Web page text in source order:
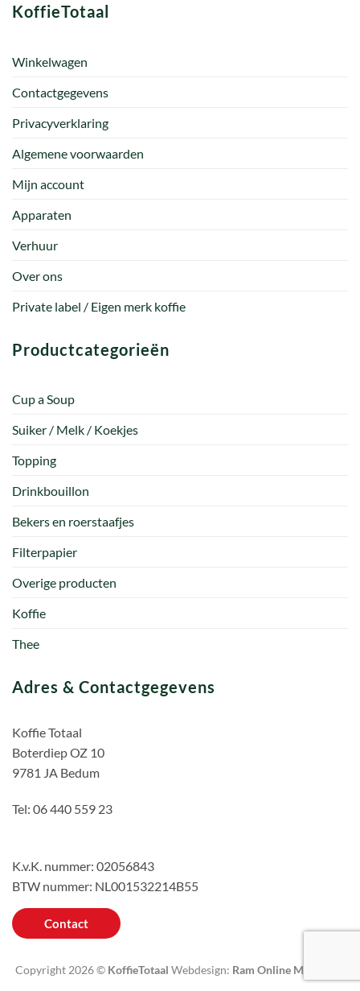
KoffieTotaal
Winkelwagen
Contactgegevens
Privacyverklaring
Algemene voorwaarden
Mijn account
Apparaten
Verhuur
Over ons
Private label / Eigen merk koffie
Productcategorieën
Cup a Soup
Suiker / Melk / Koekjes
Topping
Drinkbouillon
Bekers en roerstaafjes
Filterpapier
Overige producten
Koffie
Thee
Adres & Contactgegevens
Koffie Totaal
Boterdiep OZ 10
9781 JA Bedum
Tel: 06 440 559 23
K.v.K. nummer: 02056843
BTW nummer: NL001532214B55
Contact
Copyright 2026 © KoffieTotaal Webdesign: Ram Online Marketing